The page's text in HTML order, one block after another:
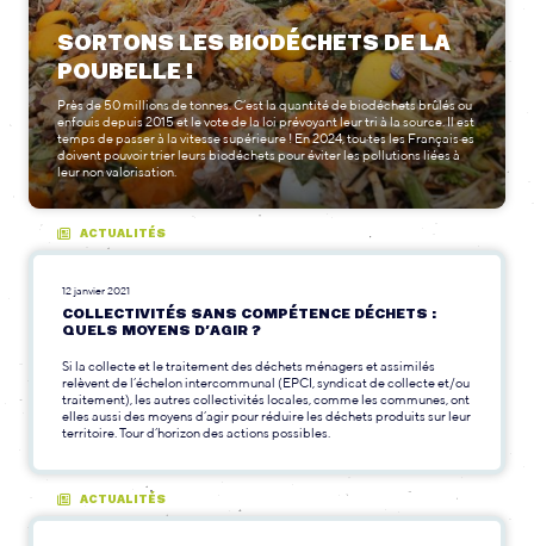
SORTONS LES BIODÉCHETS DE LA
POUBELLE !
Près de 50 millions de tonnes. C’est la quantité de biodéchets brûlés ou
enfouis depuis 2015 et le vote de la loi prévoyant leur tri à la source. Il est
temps de passer à la vitesse supérieure ! En 2024, tou·tes les Français·es
doivent pouvoir trier leurs biodéchets pour éviter les pollutions liées à
leur non valorisation.
ACTUALITÉS
12 janvier 2021
COLLECTIVITÉS SANS COMPÉTENCE DÉCHETS :
QUELS MOYENS D’AGIR ?
Si la collecte et le traitement des déchets ménagers et assimilés
relèvent de l’échelon intercommunal (EPCI, syndicat de collecte et/ou
traitement), les autres collectivités locales, comme les communes, ont
elles aussi des moyens d’agir pour réduire les déchets produits sur leur
territoire. Tour d’horizon des actions possibles.
ACTUALITÉS